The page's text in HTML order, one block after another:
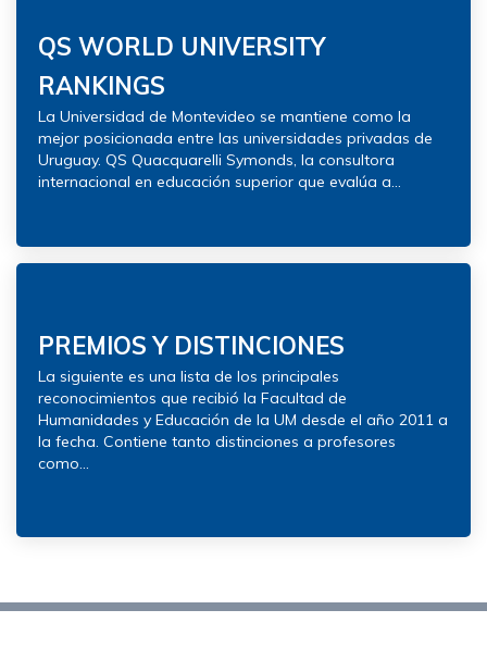
QS WORLD UNIVERSITY
RANKINGS
La Universidad de Montevideo se mantiene como la
mejor posicionada entre las universidades privadas de
Uruguay. QS Quacquarelli Symonds, la consultora
internacional en educación superior que evalúa a...
PREMIOS Y DISTINCIONES
La siguiente es una lista de los principales
reconocimientos que recibió la Facultad de
Humanidades y Educación de la UM desde el año 2011 a
la fecha. Contiene tanto distinciones a profesores
como...